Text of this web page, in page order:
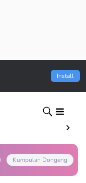
Install
Kumpulan Dongeng